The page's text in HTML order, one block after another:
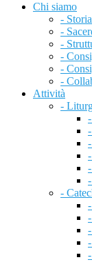
Chi siamo
-
-
-
-
-
-
Attività
-
-